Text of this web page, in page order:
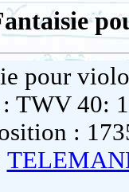
pour
TWV 40:
: